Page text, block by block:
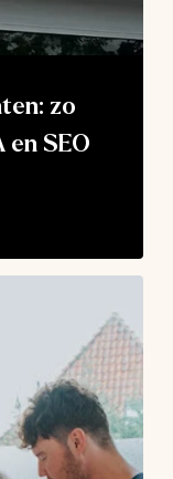
zo
en SEO